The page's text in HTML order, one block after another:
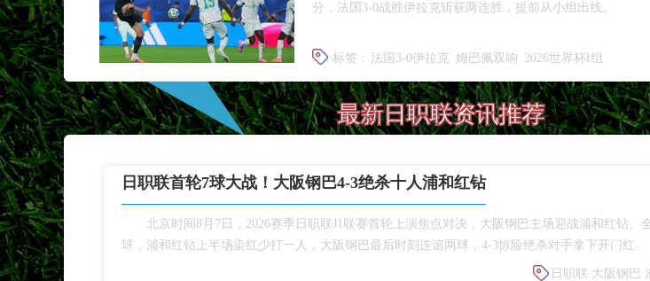
分，法国3-0战胜伊拉克斩获两连胜，提前从小组出线。
标签 : 法国3-0伊拉克 姆巴佩双响 2026世界杯I组
法国提前出线
最新日职联资讯推荐
日职联首轮7球大战！大阪钢巴4‑3绝杀十人浦和红钻
北京时间8月7日，2026赛季日职联J1联赛首轮上演焦点对决，大阪钢巴主场迎战浦和红钻。
球，浦和红钻上半场染红少打一人，大阪钢巴最后时刻连追两球，4‑3惊险绝杀对手拿下开门红。
日职联 大阪钢巴